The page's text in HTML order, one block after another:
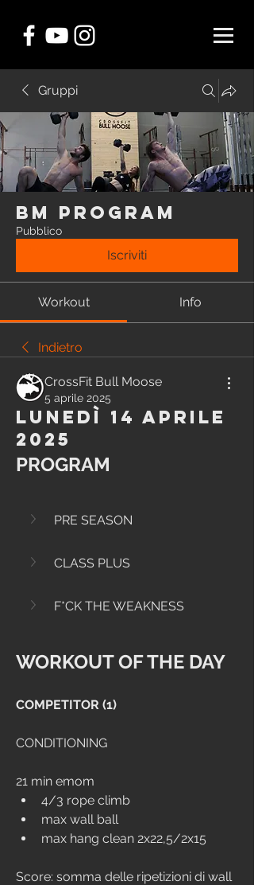
Gruppi
BM Program
Pubblico
Iscriviti
Workout Info
Indietro
CrossFit Bull Moose
5 aprile 2025
Lunedì 14 Aprile
2025
PROGRAM
PRE SEASON
CLASS PLUS
F*CK THE WEAKNESS
WORKOUT OF THE DAY
COMPETITOR (1)
CONDITIONING
21 min emom
4/3 rope climb
max wall ball
max hang clean 2x22,5/2x15
Score: somma delle ripetizioni di wall